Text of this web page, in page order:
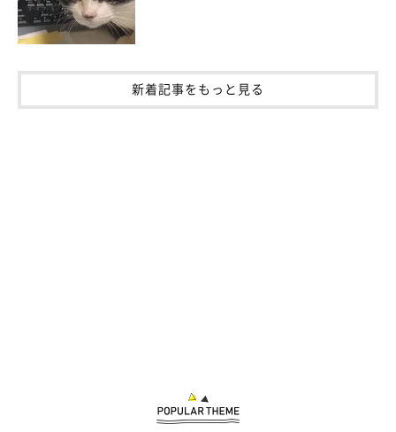
新着記事をもっと見る